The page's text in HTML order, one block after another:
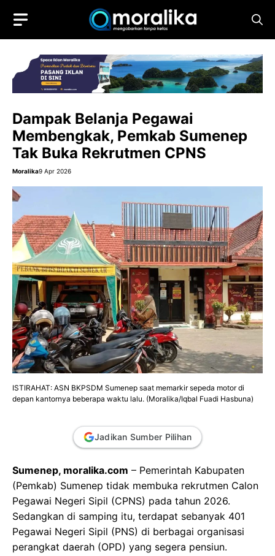
content
Dampak Belanja Pegawai
Membengkak, Pemkab Sumenep
Tak Buka Rekrutmen CPNS
Moralika9 Apr 2026
ISTIRAHAT: ASN BKPSDM Sumenep saat memarkir sepeda motor di
depan kantornya beberapa waktu lalu. (Moralika/Iqbal Fuadi Hasbuna)
Jadikan Sumber Pilihan
Sumenep, moralika.com – Pemerintah Kabupaten
(Pemkab) Sumenep tidak membuka rekrutmen Calon
Pegawai Negeri Sipil (CPNS) pada tahun 2026.
Sedangkan di samping itu, terdapat sebanyak 401
Pegawai Negeri Sipil (PNS) di berbagai organisasi
perangkat daerah (OPD) yang segera pensiun.